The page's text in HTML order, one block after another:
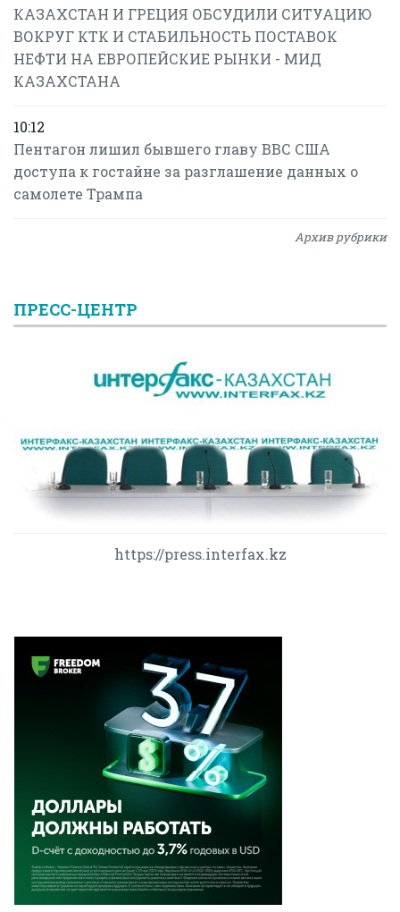
КАЗАХСТАН И ГРЕЦИЯ ОБСУДИЛИ СИТУАЦИЮ
ВОКРУГ КТК И СТАБИЛЬНОСТЬ ПОСТАВОК
НЕФТИ НА ЕВРОПЕЙСКИЕ РЫНКИ - МИД
КАЗАХСТАНА
10:12
Пентагон лишил бывшего главу ВВС США
доступа к гостайне за разглашение данных о
самолете Трампа
Архив рубрики
ПРЕСС-ЦЕНТР
https://press.interfax.kz